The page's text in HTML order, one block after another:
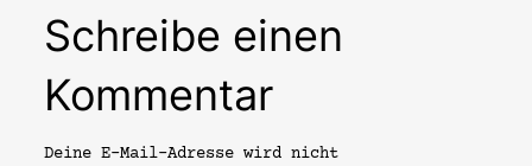
Schreibe einen
Kommentar
Deine E-Mail-Adresse wird nicht